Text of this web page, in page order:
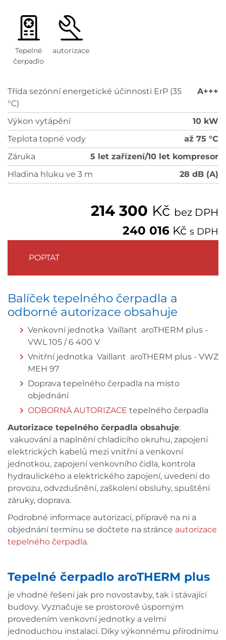
Tepelné
čerpadlo
autorizace
214 300 Kč bez DPH
240 016 Kč s DPH
POPTAT
Třída sezónní energetické účinnosti ErP (35
°C)
A+++
Výkon vytápění
10 kW
Teplota topné vody
až 75 °C
Záruka
5 let zařízení/10 let kompresor
Hladina hluku ve 3 m
28 dB (A)
Balíček tepelného čerpadla a
odborné autorizace obsahuje
Venkovní jednotka Vaillant aroTHERM plus -
VWL 105 / 6 400 V
Vnitřní jednotka Vaillant aroTHERM plus - VWZ
MEH 97
Doprava tepelného čerpadla na místo
objednání
ODBORNÁ AUTORIZACE tepelného čerpadla
Autorizace tepelného čerpadla obsahuje:
vakuování a naplnění chladícího okruhu, zapojení
elektrických kabelů mezi vnitřní a venkovní
jednotkou, zapojení venkovního čidla, kontrola
hydraulického a elektrického zapojení, uvedení do
provozu, odvzdušnění, zaškolení obsluhy, spuštění
záruky, doprava.
Podrobné informace autorizaci, přípravě na ni a
objednání termínu se dočtete na stránce autorizace
tepelného čerpadla.
Tepelné čerpadlo aroTHERM plus
je vhodné řešení jak pro novostavby, tak i stávající
budovy. Vyznačuje se prostorově úsporným
provedením venkovní jednotky a velmi
jednoduchou instalací. Díky výkonnému přírodnímu